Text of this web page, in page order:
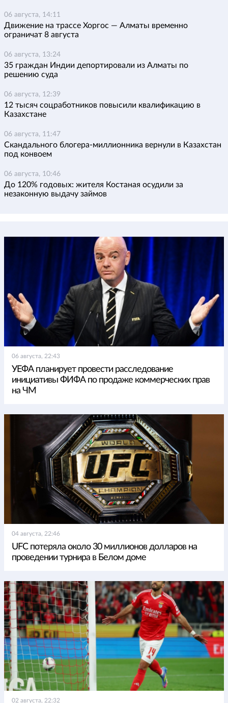
06 августа, 14:11
Движение на трассе Хоргос — Алматы временно
ограничат 8 августа
06 августа, 13:24
35 граждан Индии депортировали из Алматы по
решению суда
06 августа, 12:39
12 тысяч соцработников повысили квалификацию в
Казахстане
06 августа, 11:47
Скандального блогера-миллионника вернули в Казахстан
под конвоем
06 августа, 10:46
До 120% годовых: жителя Костаная осудили за
незаконную выдачу займов
06 августа, 22:43
УЕФА планирует провести расследование
инициативы ФИФА по продаже коммерческих прав
на ЧМ
04 августа, 22:46
UFC потеряла около 30 миллионов долларов на
проведении турнира в Белом доме
02 августа, 22:32